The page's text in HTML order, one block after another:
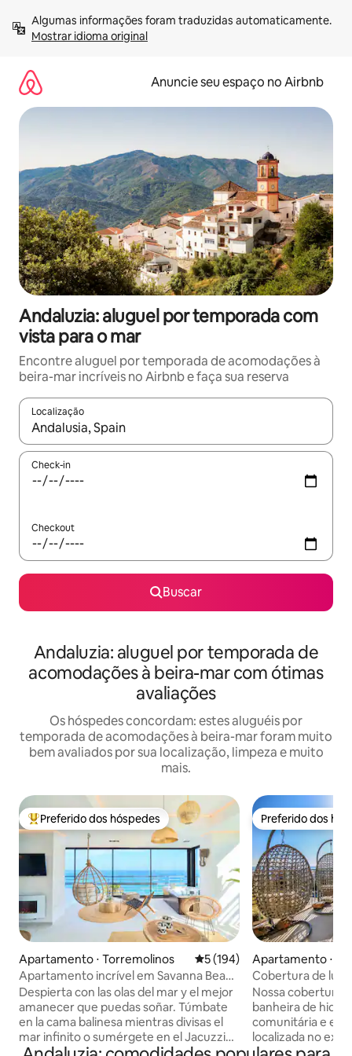
para
Mostrar idioma original
Anuncie seu espaço no Airbnb
Andaluzia: aluguel por temporada com
vista para o mar
Encontre aluguel por temporada de acomodações à
beira-mar incríveis no Airbnb e faça sua reserva
Localização
Quando os resultados estiverem disponíveis, explore-os
Check-in
Checkout
Buscar
Andaluzia: aluguel por temporada de
acomodações à beira-mar com ótimas
avaliações
Os hóspedes concordam: estes aluguéis por
temporada de acomodações à beira-mar foram muito
bem avaliados por sua localização, limpeza e muito
mais.
Entre os melhores preferidos dos hóspedes
Preferido dos hóspedes
Apartamento ⋅ Torremolinos 5 de uma avaliação média de
5 (194)
Apartamento incrível em Savanna Beach
com jacuzzi
Despierta con las olas del mar y el mejor
amanecer que puedas soñar. Túmbate
en la cama balinesa mientras divisas el
mar infinito o sumérgete en el Jacuzzi
climatizado mientras te tomas una copa
Preferido dos
Preferido dos
Apartamento ⋅
a
Cobertura de
e vista para o mar
Nossa cobertura
banheira de
comunitária e
localizada no
Desfrute de 180